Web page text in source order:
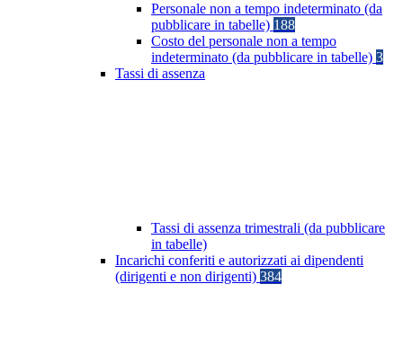
Personale non a tempo indeterminato (da
pubblicare in tabelle) 188
Costo del personale non a tempo
indeterminato (da pubblicare in tabelle) 3
Tassi di assenza
Tassi di assenza trimestrali (da pubblicare
in tabelle)
Incarichi conferiti e autorizzati ai dipendenti
(dirigenti e non dirigenti) 384